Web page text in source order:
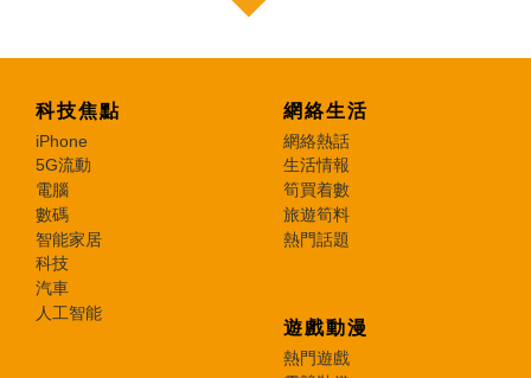
科技焦點
iPhone
5G流動
電腦
數碼
智能家居
科技
汽車
人工智能
網絡生活
網絡熱話
生活情報
筍買着數
旅遊筍料
熱門話題
遊戲動漫
熱門遊戲